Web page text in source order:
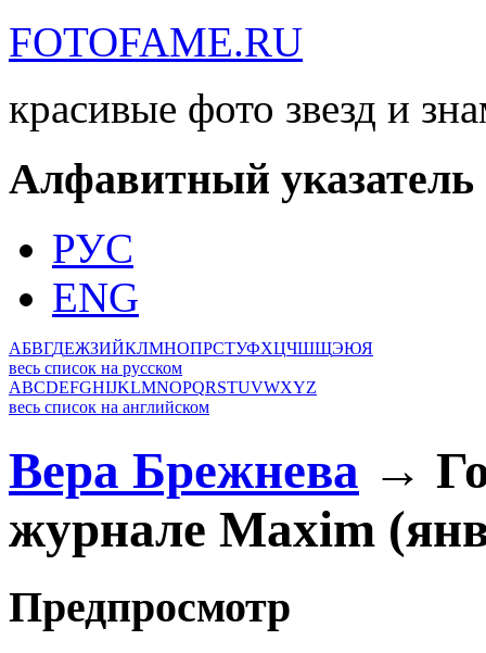
FOTOFAME.RU
красивые фото звезд и
Алфавитный указатель
РУС
ENG
АБВГДЕЖЗИЙКЛМНОПРСТУФХЦЧШЩЭЮЯ
весь список на русском
ABCDEFGHIJKLMNOPQRSTUVWXYZ
весь список на английском
Вера Брежнева →
журнале Maxim
Предпросмотр